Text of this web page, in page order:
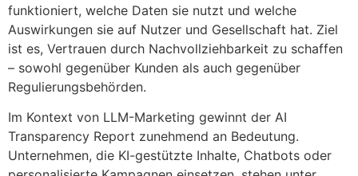
funktioniert, welche Daten sie nutzt und welche
Auswirkungen sie auf Nutzer und Gesellschaft hat. Ziel
ist es, Vertrauen durch Nachvollziehbarkeit zu schaffen
– sowohl gegenüber Kunden als auch gegenüber
Regulierungsbehörden.
Im Kontext von LLM-Marketing gewinnt der AI
Transparency Report zunehmend an Bedeutung.
Unternehmen, die KI-gestützte Inhalte, Chatbots oder